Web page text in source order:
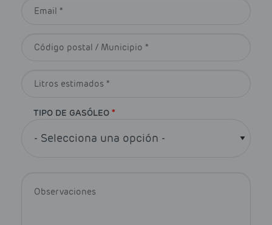
TIPO DE GASÓLEO *